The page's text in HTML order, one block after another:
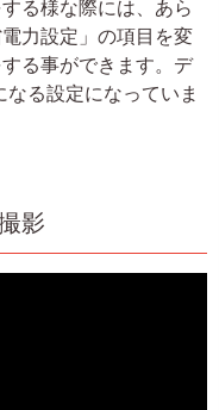
る様な際には、あら
力設定」の項目を変
る事ができます。デ
る設定になっていま
影